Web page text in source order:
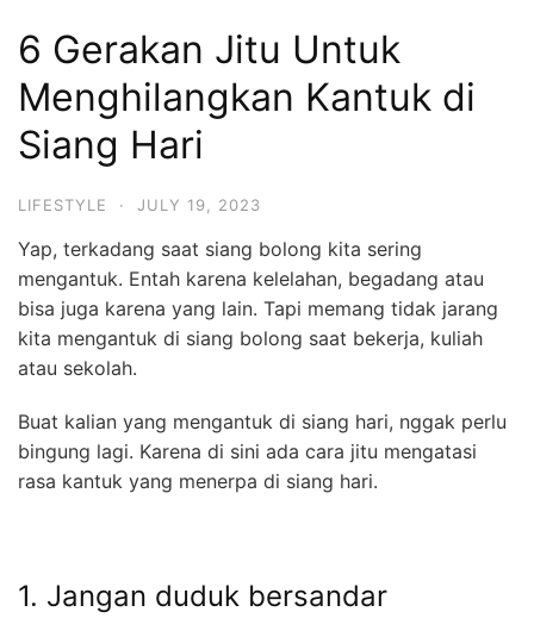
6 Gerakan Jitu Untuk
Menghilangkan Kantuk di
Siang Hari
LIFESTYLE · JULY 19, 2023
Yap, terkadang saat siang bolong kita sering
mengantuk. Entah karena kelelahan, begadang atau
bisa juga karena yang lain. Tapi memang tidak jarang
kita mengantuk di siang bolong saat bekerja, kuliah
atau sekolah.
Buat kalian yang mengantuk di siang hari, nggak perlu
bingung lagi. Karena di sini ada cara jitu mengatasi
rasa kantuk yang menerpa di siang hari.
1. Jangan duduk bersandar